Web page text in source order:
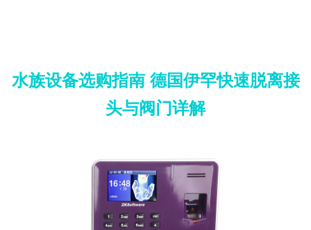
水族设备选购指南 德国伊罕快速脱离接
头与阀门详解